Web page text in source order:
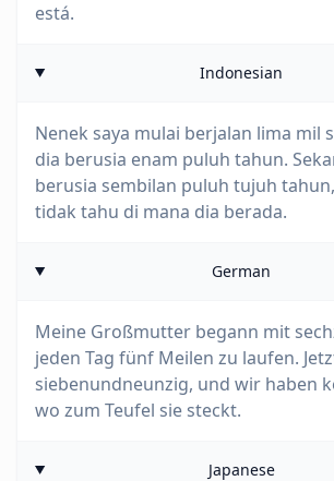
está.
Indonesian
Nenek saya mulai berjalan lima mil
dia berusia enam puluh tahun.
berusia sembilan puluh tujuh
tidak tahu di mana dia berada.
German
Meine Großmutter begann mit
jeden Tag fünf Meilen zu laufen.
siebenundneunzig, und wir haben
wo zum Teufel sie steckt.
Japanese